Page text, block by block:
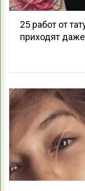
25 работ от
приходят